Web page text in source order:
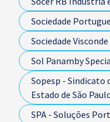
Sociedade
Sociedade
Sol Panamby
Sopesp - Sindicato
Estado de São
SPA - Soluções